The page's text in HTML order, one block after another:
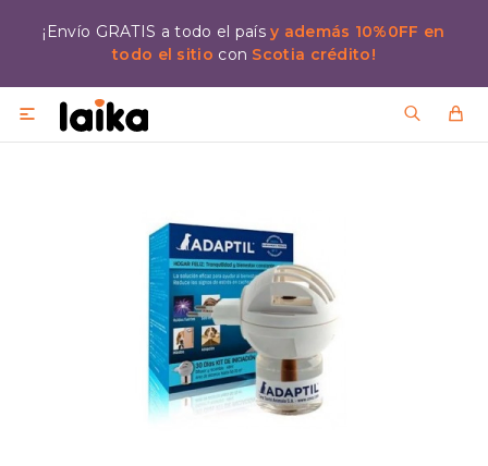
¡Envío GRATIS a todo el paísy además 10%0FF en
todo el sitio con Scotia crédito!
